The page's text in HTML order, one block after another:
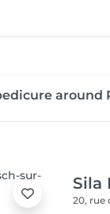
around
Sila
20, rue